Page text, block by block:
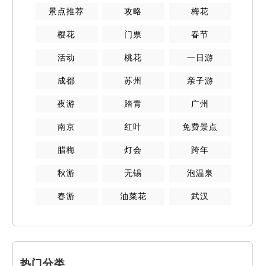
景点推荐 攻略 梅花
樱花 门票 春节
活动 桃花 一日游
成都 苏州 亲子游
夜游 踏青 广州
南京 红叶 免费景点
腊梅 灯会 跨年
秋游 无锡 泡温泉
春游 油菜花 武汉
热门分类